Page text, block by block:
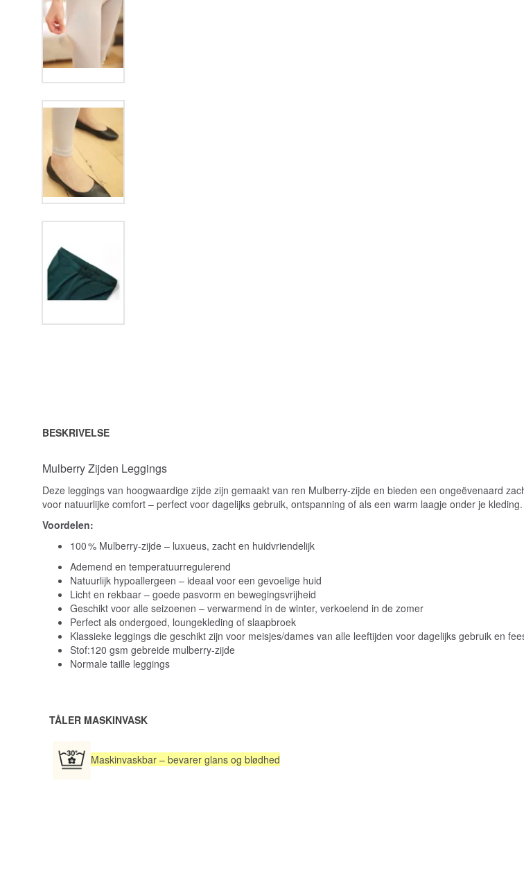
BESKRIVELSE
Mulberry Zijden Leggings
Deze leggings van hoogwaardige zijde zijn gemaakt van ren Mulberry-zijde en bieden een ongeëvenaard
voor natuurlijke comfort – perfect voor dagelijks gebruik, ontspanning of als een warm laagje onder je kleding.
Voordelen:
100 % Mulberry-zijde – luxueus, zacht en huidvriendelijk
Ademend en temperatuurregulerend
Natuurlijk hypoallergeen – ideaal voor een gevoelige huid
Licht en rekbaar – goede pasvorm en bewegingsvrijheid
Geschikt voor alle seizoenen – verwarmend in de winter, verkoelend in de zomer
Perfect als ondergoed, loungekleding of slaapbroek
Klassieke leggings die geschikt zijn voor meisjes/dames van alle leeftijden voor dagelijks gebruik en
Stof:120 gsm gebreide mulberry-zijde
Normale taille leggings
TÅLER MASKINVASK
Maskinvaskbar – bevarer glans og blødhed